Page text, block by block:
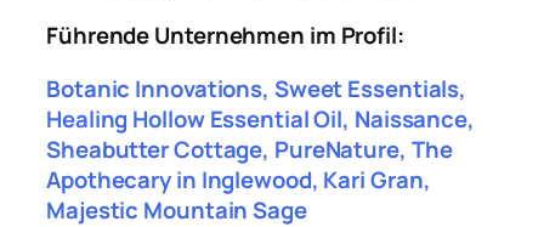
Führende Unternehmen im Profil:
Botanic Innovations, Sweet Essentials,
Healing Hollow Essential Oil, Naissance,
Sheabutter Cottage, PureNature, The
Apothecary in Inglewood, Kari Gran,
Majestic Mountain Sage